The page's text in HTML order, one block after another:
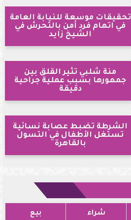
تحقيقات موسعة للنيابة العامة
في اتهام فرد أمن بالتحرش في
الشيخ زايد
منة شلبي تثير القلق بين
جمهورها بسبب عملية جراحية
دقيقة
الشرطة تضبط عصابة نسائية
تستغل الأطفال في التسول
بالقاهرة
شراء بيع